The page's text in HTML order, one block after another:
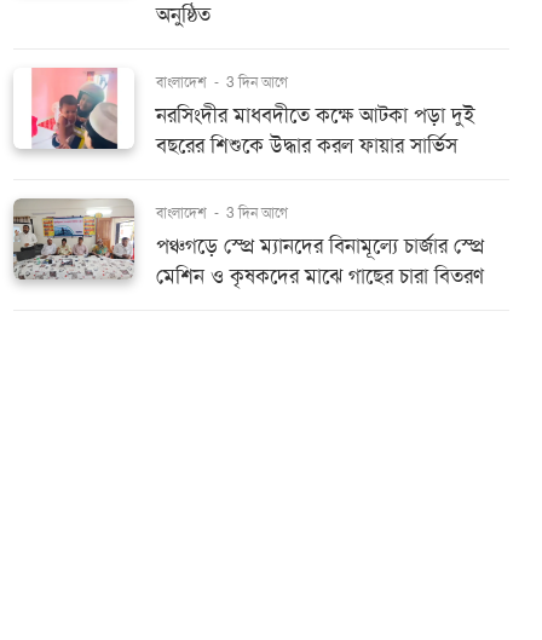
অনুষ্ঠিত
বাংলাদেশ - 3 দিন আগে
নরসিংদীর মাধবদীতে কক্ষে আটকা পড়া দুই
বছরের শিশুকে উদ্ধার করল ফায়ার সার্ভিস
বাংলাদেশ - 3 দিন আগে
পঞ্চগড়ে স্প্রে ম্যানদের বিনামূল্যে চার্জার স্প্রে
মেশিন ও কৃষকদের মাঝে গাছের চারা বিতরণ